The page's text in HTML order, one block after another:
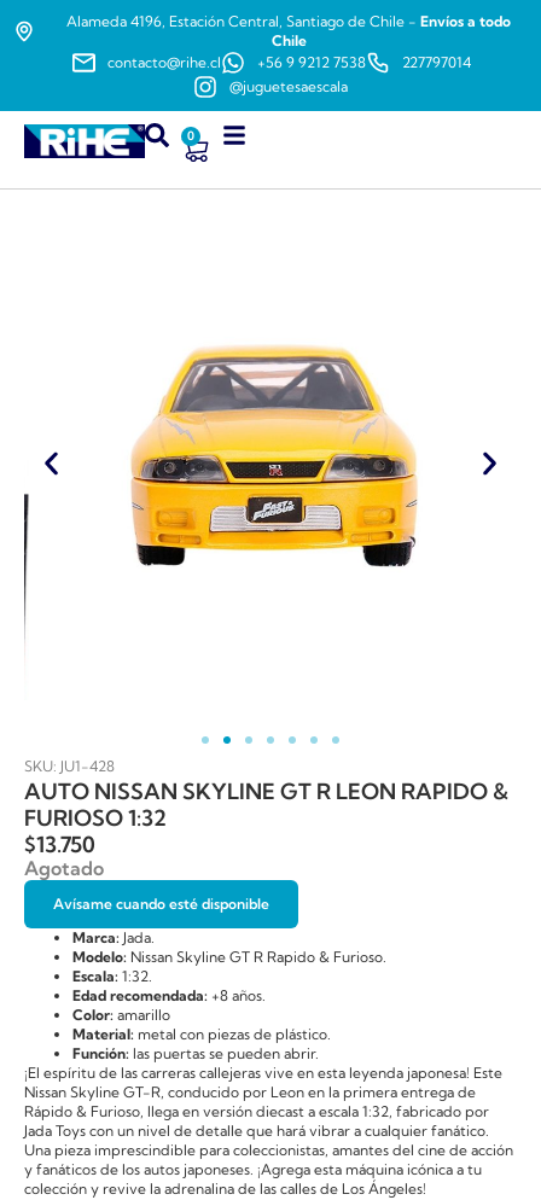
Alameda 4196, Estación Central, Santiago de Chile - Envíos a todo
Chile
contacto@rihe.cl
+56 9 9212 7538
227797014
@juguetesaescala
0
SKU: JU1-428
AUTO NISSAN SKYLINE GT R LEON RAPIDO &
FURIOSO 1:32
$13.750
Agotado
Avísame cuando esté disponible
Marca: Jada.
Modelo: Nissan Skyline GT R Rapido & Furioso.
Escala: 1:32.
Edad recomendada: +8 años.
Color: amarillo
Material: metal con piezas de plástico.
Función: las puertas se pueden abrir.
¡El espíritu de las carreras callejeras vive en esta leyenda japonesa! Este
Nissan Skyline GT-R, conducido por Leon en la primera entrega de
Rápido & Furioso, llega en versión diecast a escala 1:32, fabricado por
Jada Toys con un nivel de detalle que hará vibrar a cualquier fanático.
Una pieza imprescindible para coleccionistas, amantes del cine de acción
y fanáticos de los autos japoneses. ¡Agrega esta máquina icónica a tu
colección y revive la adrenalina de las calles de Los Ángeles!